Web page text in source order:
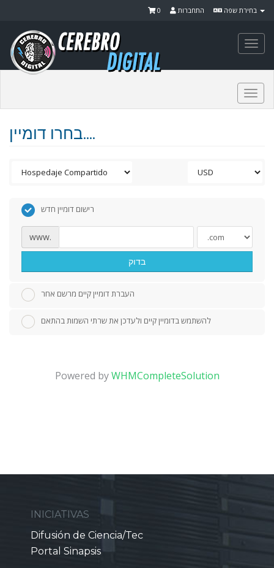
התחברות 0
בחרו דומיין....
רישום דומיין חדש
www.
בדוק
העברת דומיין קיים מרשם אחר
להשתמש בדומיין קיים ולעדכן את שרתי השמות בהתאם
Powered byWHMCompleteSolution
INICIATIVAS
Difusión de Ciencia/Tec
Portal Sinapsis